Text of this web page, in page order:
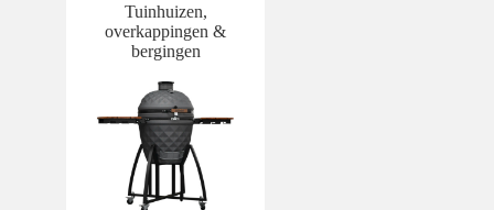
Tuinhuizen,
overkappingen &
bergingen